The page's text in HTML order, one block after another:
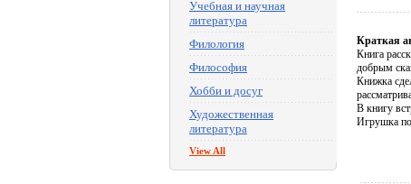
Учебная и научная
литература
Филология
Философия
Хобби и досуг
Художественная
литература
View All
Краткая
Книга
добрым
Книжка
В книгу
Игрушка